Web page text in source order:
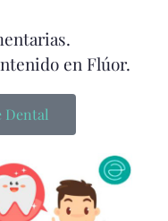
en Flúor.
Dental